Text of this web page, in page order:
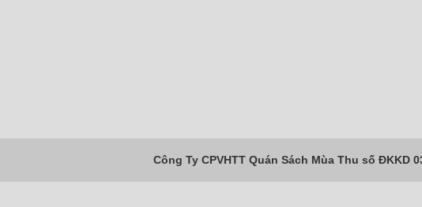
Công Ty CPVHTT Quán Sách Mùa Thu số ĐKKD